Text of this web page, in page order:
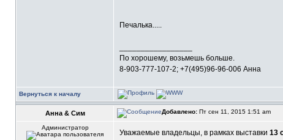
Печалька.....
По хорошему, возьмешь больше.
8-903-777-107-2; +7(495)96-96-006 Анна
Вернуться к началу
Анна & Сим Добавлено: Пт сен 11, 2015 1:51 am
Администратор
Уважаемые владельцы, в рамках выставки 13